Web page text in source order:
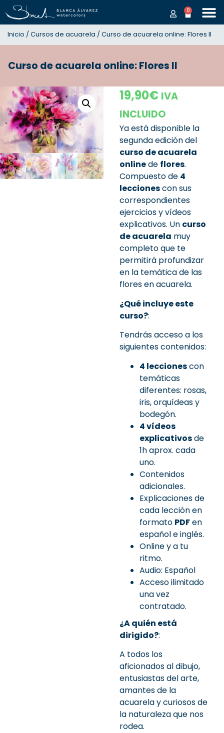
0
Inicio / Cursos de acuarela / Curso de acuarela online: Flores II
Curso de acuarela online: Flores II
19,90€ IVA
INCLUIDO
Ya está disponible la
segunda edición del
curso de acuarela
onlinede flores.
Compuesto de 4
leccionescon sus
correspondientes
ejercicios y vídeos
explicativos. Un curso
de acuarela muy
completo que te
permitirá profundizar
en la temática de las
flores en acuarela.
¿Qué incluye este
curso?:
Tendrás acceso a los
siguientes contenidos:
4 leccionescon
temáticas
diferentes: rosas,
iris, orquídeas y
bodegón.
4 vídeos
explicativosde
1h aprox. cada
uno.
Contenidos
adicionales.
Explicaciones de
cada lección en
formato PDFen
español e inglés.
Online y a tu
ritmo.
Audio: Español
Acceso ilimitado
una vez
contratado.
¿A quién está
dirigido?:
A todos los
aficionados al dibujo,
entusiastas del arte,
amantes de la
acuarela y curiosos de
la naturaleza que nos
rodea.